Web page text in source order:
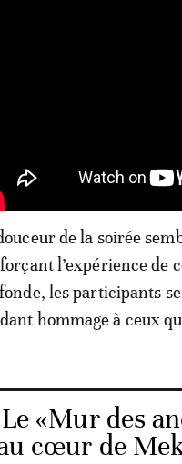
de la soirée
l’expérience de
les participants
hommage à ceux
Le «Mur des
cœur de